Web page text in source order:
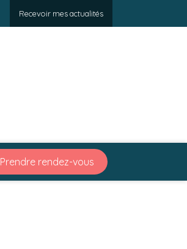
Recevoir mes actualités
Prendre rendez-vous